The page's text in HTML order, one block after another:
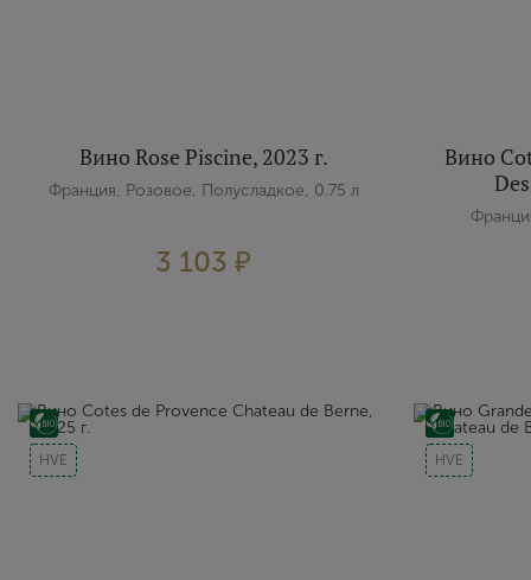
Вино Rose Piscine, 2023 г.
Франция, Розовое, Полусладкое, 0.75 л
3 103 ₽
Вино
HVE HVE